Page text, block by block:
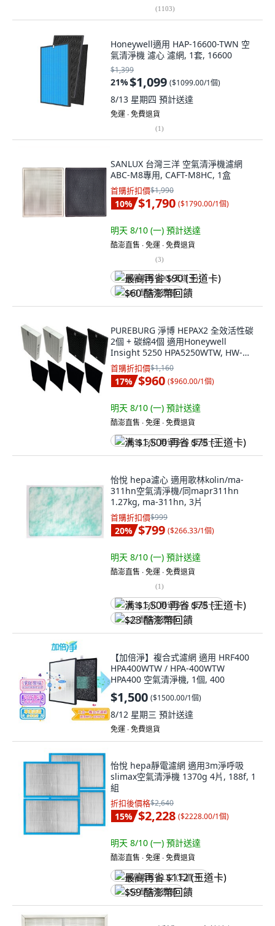
(1103)
Honeywell適用 HAP-16600-TWN 空
氣清淨機 濾心 濾網, 1套, 16600
$1,399
21%$1,099 ($1099.00/1個)
8/13 星期四 預計送達
免運 ∙ 免費退貨
(1)
SANLUX 台灣三洋 空氣清淨機濾網
ABC-M8專用, CAFT-M8HC, 1盒
首購折扣價$1,990
10% $1,790 ($1790.00/1個)
明天 8/10 (一) 預計送達
酷澎直售 ∙ 免運 ∙ 免費退貨
(3)
最高再省 $90 (王道卡)
$60 酷澎幣回饋
PUREBURG 淨博 HEPAX2 全效活性碳
2個 + 碳綿4個 適用Honeywell
Insight 5250 HPA5250WTW, HW-
123-02 + HW-C200-04 + HW-IS-02, 1
套
首購折扣價$1,160
17% $960 ($960.00/1個)
明天 8/10 (一) 預計送達
酷澎直售 ∙ 免運 ∙ 免費退貨
满 $1,500 再省 $75 (王道卡)
怡悅 hepa濾心 適用歌林kolin/ma-
311hn空氣清淨機/同mapr311hn
1.27kg, ma-311hn, 3片
首購折扣價$999
20% $799 ($266.33/1個)
明天 8/10 (一) 預計送達
酷澎直售 ∙ 免運 ∙ 免費退貨
(1)
满 $1,500 再省 $75 (王道卡)
$23 酷澎幣回饋
【加倍淨】複合式濾網 適用 HRF400
HPA400WTW / HPA-400WTW
HPA400 空氣清淨機, 1個, 400
$1,500 ($1500.00/1個)
8/12 星期三 預計送達
免運 ∙ 免費退貨
怡悅 hepa靜電濾網 適用3m淨呼吸
slimax空氣清淨機 1370g 4片, 188f, 1
組
折扣後價格$2,640
15% $2,228 ($2228.00/1個)
明天 8/10 (一) 預計送達
酷澎直售 ∙ 免運 ∙ 免費退貨
最高再省 $112 (王道卡)
$59 酷澎幣回饋